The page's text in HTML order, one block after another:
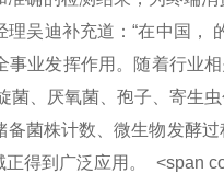
理吴迪补充道：“在中国
事业发挥作用。随着行业
菌、厌氧菌、孢子、寄生
备菌株计数、微生物发酵
得到广泛应用。 <span